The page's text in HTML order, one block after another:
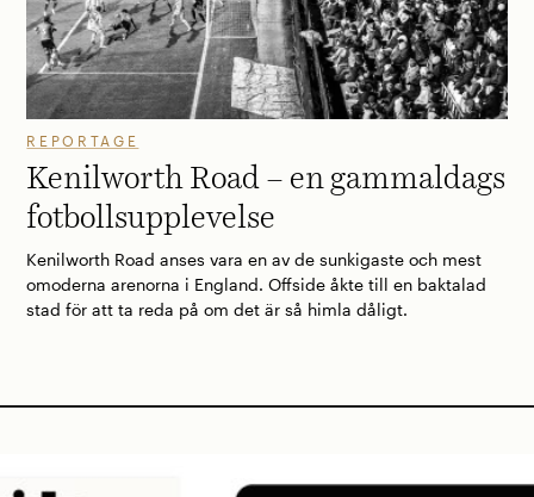
REPORTAGE
Kenilworth Road – en gammaldags
fotbollsupplevelse
Kenilworth Road anses vara en av de sunkigaste och mest
omoderna arenorna i England. Offside åkte till en baktalad
stad för att ta reda på om det är så himla dåligt.